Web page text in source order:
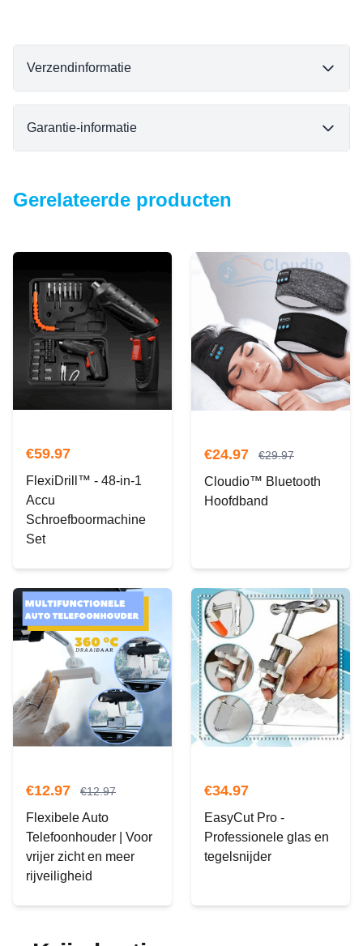
Verzendinformatie
Garantie-informatie
Gerelateerde producten
€59.97
FlexiDrill™ - 48-in-1
Accu
Schroefboormachine
Set
€24.97 €29.97
Cloudio™ Bluetooth
Hoofdband
€12.97 €12.97
Flexibele Auto
Telefoonhouder | Voor
vrijer zicht en meer
rijveiligheid
€34.97
EasyCut Pro -
Professionele glas en
tegelsnijder